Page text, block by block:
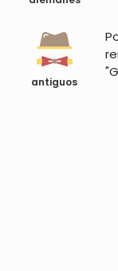
antiguos